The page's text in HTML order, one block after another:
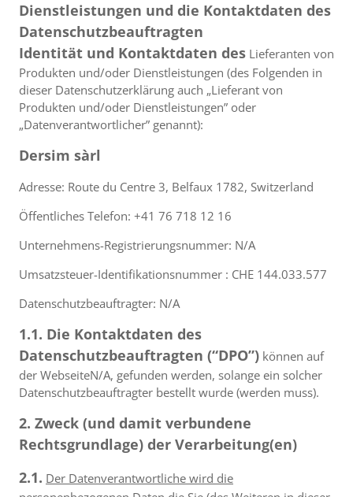
Dienstleistungen und die Kontaktdaten des
Datenschutzbeauftragten
Identität und Kontaktdaten des Lieferanten von
Produkten und/oder Dienstleistungen (des Folgenden in
dieser Datenschutzerklärung auch „Lieferant von
Produkten und/oder Dienstleistungen” oder
„Datenverantwortlicher” genannt):
Dersim sàrl
Adresse: Route du Centre 3, Belfaux 1782, Switzerland
Öffentliches Telefon: +41 76 718 12 16
Unternehmens-Registrierungsnummer: N/A
Umsatzsteuer-Identifikationsnummer : CHE 144.033.577
Datenschutzbeauftragter: N/A
1.1. Die Kontaktdaten des
Datenschutzbeauftragten (“DPO”) können auf
der WebseiteN/A, gefunden werden, solange ein solcher
Datenschutzbeauftragter bestellt wurde (werden muss).
2. Zweck (und damit verbundene
Rechtsgrundlage) der Verarbeitung(en)
2.1. Der Datenverantwortliche wird die